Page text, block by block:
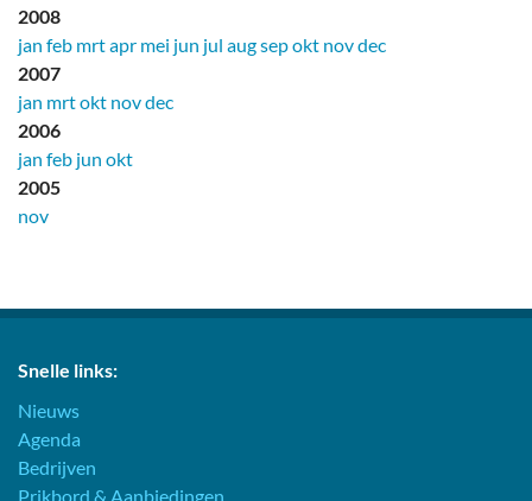
2008
jan feb mrtapr mei jun jul augsepokt novdec
2007
jan mrtokt novdec
2006
jan feb jun okt
2005
nov
Snelle links:
Nieuws
Agenda
Bedrijven
Prikbord & Aanbiedingen